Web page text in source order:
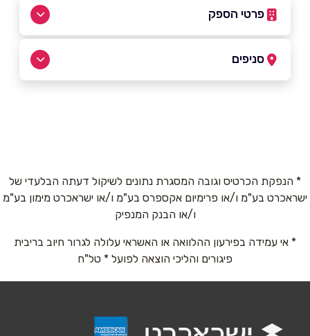
פרטי הספק
אנא חזרו אלי בקשר ל...
סניפים
* הנפקת הכרטיס וגובה המסגרת נתונים לשיקול דעתה הבלעדי של
ישראכרט בע"מ ו/או פרימיום אקספרס בע"מ ו/או ישראכרט מימון בע"מ
ו/או הבנק המנפיק
* אי עמידה בפירעון ההלוואה או האשראי עלולה לגרור חיוב בריבית
פיגורים והליכי הוצאה לפועל * טל"ח